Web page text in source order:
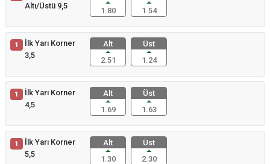
Altı/Üstü 9,5
1.80
1.54
1
İlk Yarı Korner
3,5
Alt
2.51
Üst
1.24
1
İlk Yarı Korner
4,5
Alt
1.69
Üst
1.63
1
İlk Yarı Korner
5,5
Alt
1.30
Üst
2.30